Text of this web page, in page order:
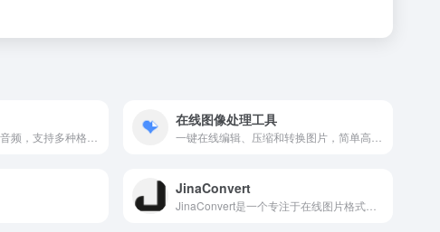
在线图像处理工具
JinaConvert